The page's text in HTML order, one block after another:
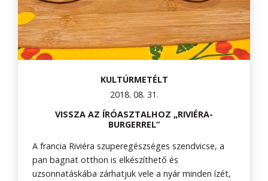
KULTÚRMETÉLT
2018. 08. 31.
VISSZA AZ ÍRÓASZTALHOZ „RIVIÉRA-
BURGERREL”
A francia Riviéra szuperegészséges szendvicse, a
pan bagnat otthon is elkészíthető és
uzsonnatáskába zárhatjuk vele a nyár minden ízét,